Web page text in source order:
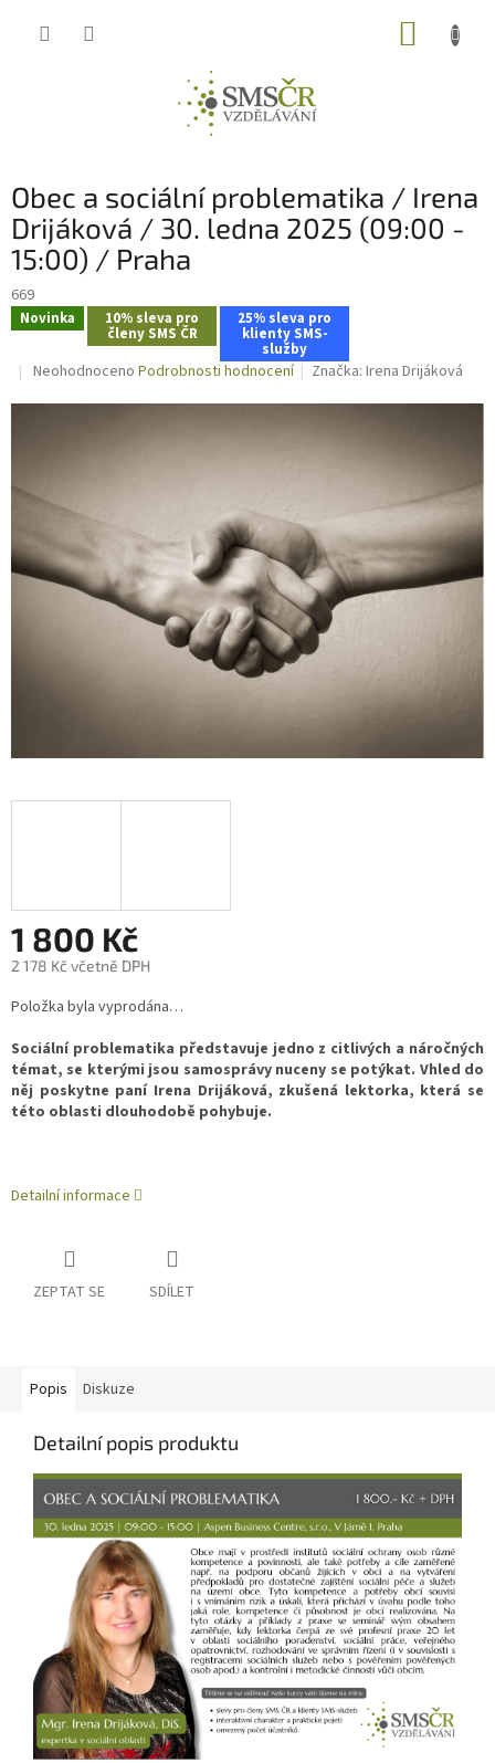
Obec a sociální problematika / Irena
Drijáková / 30. ledna 2025 (09:00 -
15:00) / Praha
669
Novinka 10% sleva pro
členy SMS ČR
25% sleva pro
klienty SMS-
služby
Průměrné
5
hvězdiček.
Neohodnoceno Podrobnosti hodnocení Značka:Irena Drijáková
1 800 Kč
2 178 Kč včetně DPH
Měrná
cena:
Položka byla vyprodána…
Sociální problematika představuje jedno z citlivých a náročných
témat, se kterými jsou samosprávy nuceny se potýkat. Vhled do
něj poskytne paní Irena Drijáková, zkušená lektorka, která se
této oblasti dlouhodobě pohybuje.
Detailní informace
ZEPTAT SE SDÍLET
Popis Diskuze
Detailní popis produktu